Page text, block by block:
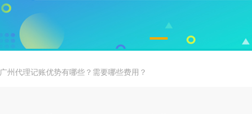
广州代理记账优势有哪些？需要哪些费用？